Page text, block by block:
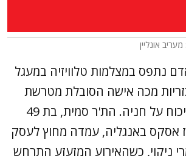
אונליין
נתפס במצלמות טלוויזיה במעגל
מכה אישה הסובלת מטרשת
נפוצה בעקבות ויכוח על חניה. הת'ר סמית, בת 49
אסקס באנגליה, עמדה מחוץ לעסק
ניקוי, כשהאירוע המזעזע התרחש